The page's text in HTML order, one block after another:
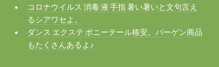
コロナウイルス 消毒 液 手指 暑い暑いと文句言え
るシアワセよ。
ダンス エクステ ポニーテール格安。バーゲン商品
もたくさんあるよ♪